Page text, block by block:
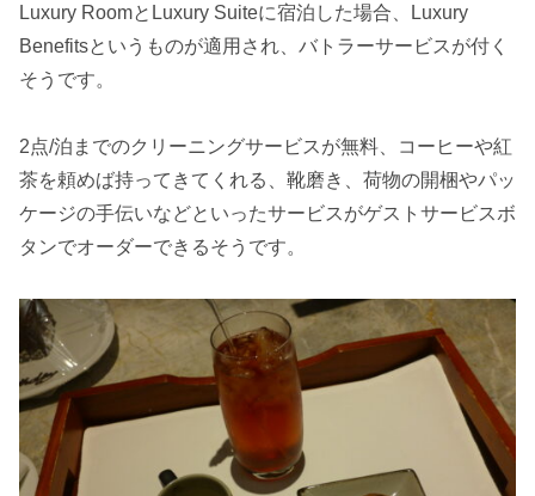
Luxury RoomとLuxury Suiteに宿泊した場合、Luxury
Benefitsというものが適用され、バトラーサービスが付く
そうです。
2点/泊までのクリーニングサービスが無料、コーヒーや紅
茶を頼めば持ってきてくれる、靴磨き、荷物の開梱やパッ
ケージの手伝いなどといったサービスがゲストサービスボ
タンでオーダーできるそうです。